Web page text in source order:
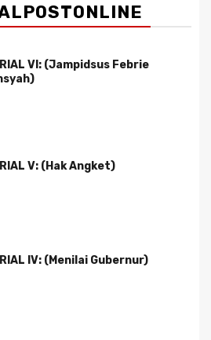
VI: (Jampidsus Febrie
V: (Hak Angket)
IV: (Menilai Gubernur)